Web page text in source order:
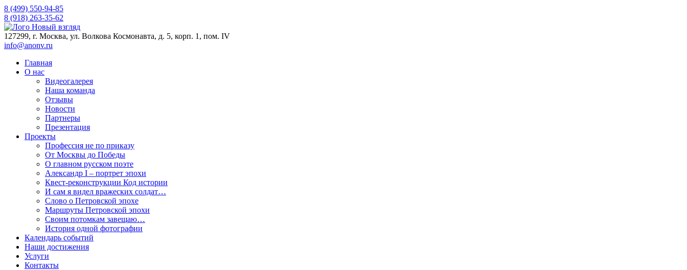
8 (499) 550-94-85
8 (918) 263-35-62
127299, г. Москва, ул. Волкова Космонавта, д. 5, корп. 1, пом. IV
info@anonv.ru
Главная
О нас
Видеогалерея
Наша команда
Отзывы
Новости
Партнеры
Презентация
Проекты
Профессия не по приказу
От Москвы до Победы
О главном русском поэте
Александр I – портрет эпохи
Квест-реконструкции Код истории
И сам я видел вражеских солдат…
Слово о Петровской эпохе
Маршруты Петровской эпохи
Своим потомкам завещаю…
История одной фотографии
Календарь событий
Наши достижения
Услуги
Контакты